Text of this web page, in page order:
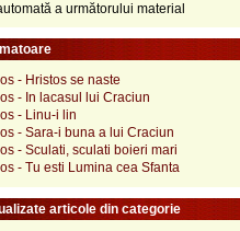
a următorului material
- Hristos se naste
- In lacasul lui Craciun
- Linu-i lin
- Sara-i buna a lui Craciun
- Sculati, sculati boieri mari
- Tu esti Lumina cea Sfanta
articole din categorie